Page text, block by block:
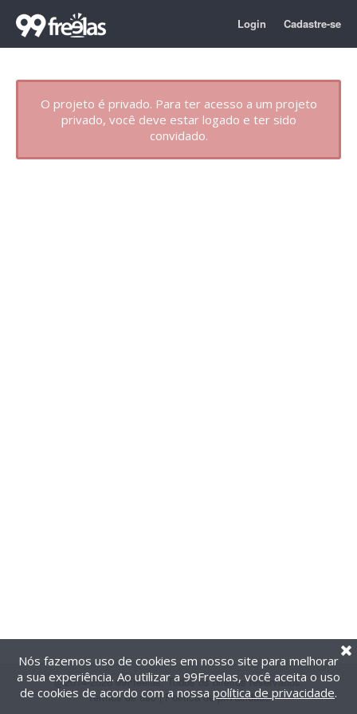
Login Cadastre-se
O projeto é privado. Para ter acesso a um projeto
privado, você deve estar logado e ter sido
convidado.
@2014-2026 99Freelas. Todos os direitos reservados.
Termos de uso| Política de privacidade
Nós fazemos uso de cookies em nosso site para melhorar
a sua experiência. Ao utilizar a 99Freelas, você aceita o uso
de cookies de acordo com a nossa política de privacidade.